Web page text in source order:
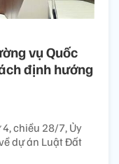
vụ Quốc
định hướng
chiều 28/7, Ủy
dự án Luật Đất